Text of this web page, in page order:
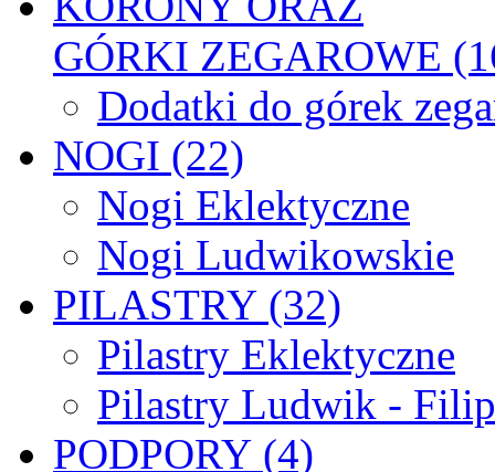
GÓRKI ZEGAROWE
Dodatki do górek
NOGI (22)
Nogi Eklektyczne
Nogi Ludwikowskie
PILASTRY (32)
Pilastry Eklektyczne
Pilastry Ludwik - Filip
PODPORY (4)